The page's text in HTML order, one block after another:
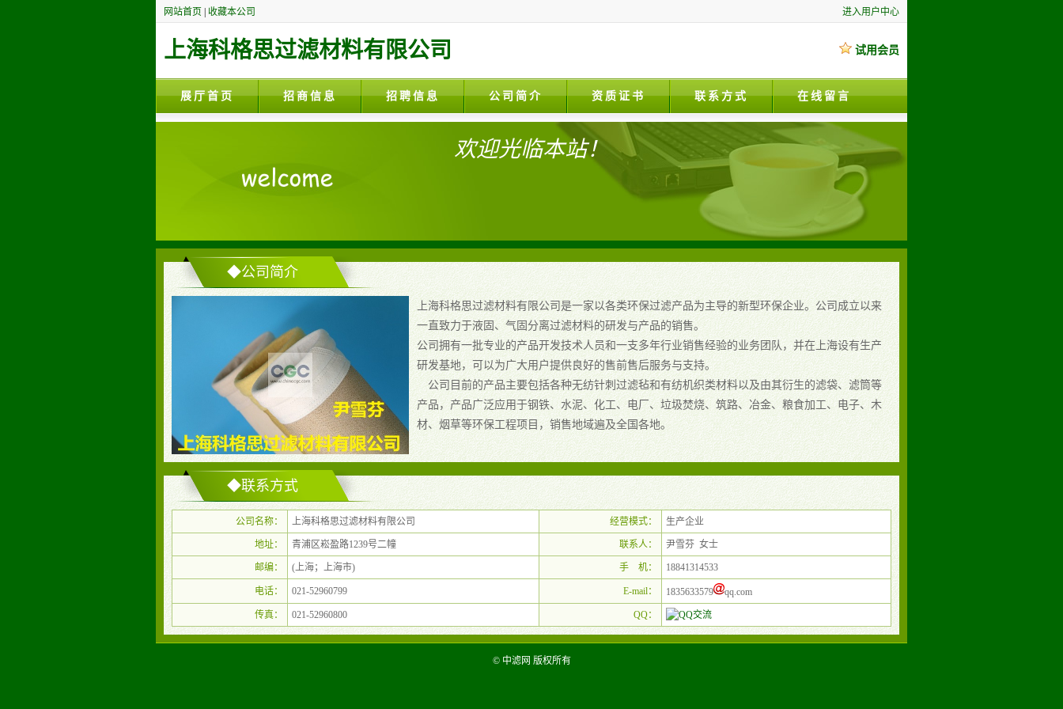
进入用户中心
网站首页 收藏本公司
试用会员
上海科格思过滤材料有限公司
展厅首页 招商信息 招聘信息 公司简介 资质证书 联系方式 在线留言
欢迎光临本站！
◆公司简介
上海科格思过滤材料有限公司是一家以各类环保过滤产品为主导的新型环保企业。公司成立以来
一直致力于液固、气固分离过滤材料的研发与产品的销售。
公司拥有一批专业的产品开发技术人员和一支多年行业销售经验的业务团队，并在上海设有生产
研发基地，可以为广大用户提供良好的售前售后服务与支持。
公司目前的产品主要包括各种无纺针刺过滤毡和有纺机织类材料以及由其衍生的滤袋、滤筒等
产品，产品广泛应用于钢铁、水泥、化工、电厂、垃圾焚烧、筑路、冶金、粮食加工、电子、木
材、烟草等环保工程项目，销售地域遍及全国各地。
◆联系方式
公司名称： 上海科格思过滤材料有限公司 经营模式： 生产企业
地址： 青浦区崧盈路1239号二幢 联系人： 尹雪芬 女士
邮编： (上海；上海市) 手 机： 18841314533
电话： 021-52960799 E-mail： 1835633579 qq.com
传真： 021-52960800 QQ：
© 中滤网 版权所有